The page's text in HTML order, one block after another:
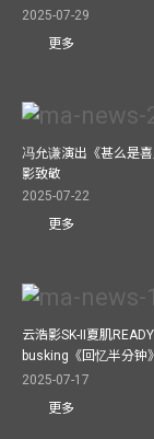
2025-07-29
更多
冯允谦演出《甚么是
影致敬
2025-07-22
更多
云浩影SK-II夏肌
busking《回忆半分钟
2025-07-17
更多